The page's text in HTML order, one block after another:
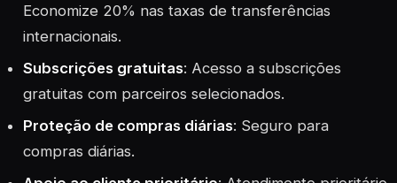
Economize 20% nas taxas de transferências
internacionais.
Subscrições gratuitas: Acesso a subscrições
gratuitas com parceiros selecionados.
Proteção de compras diárias: Seguro para
compras diárias.